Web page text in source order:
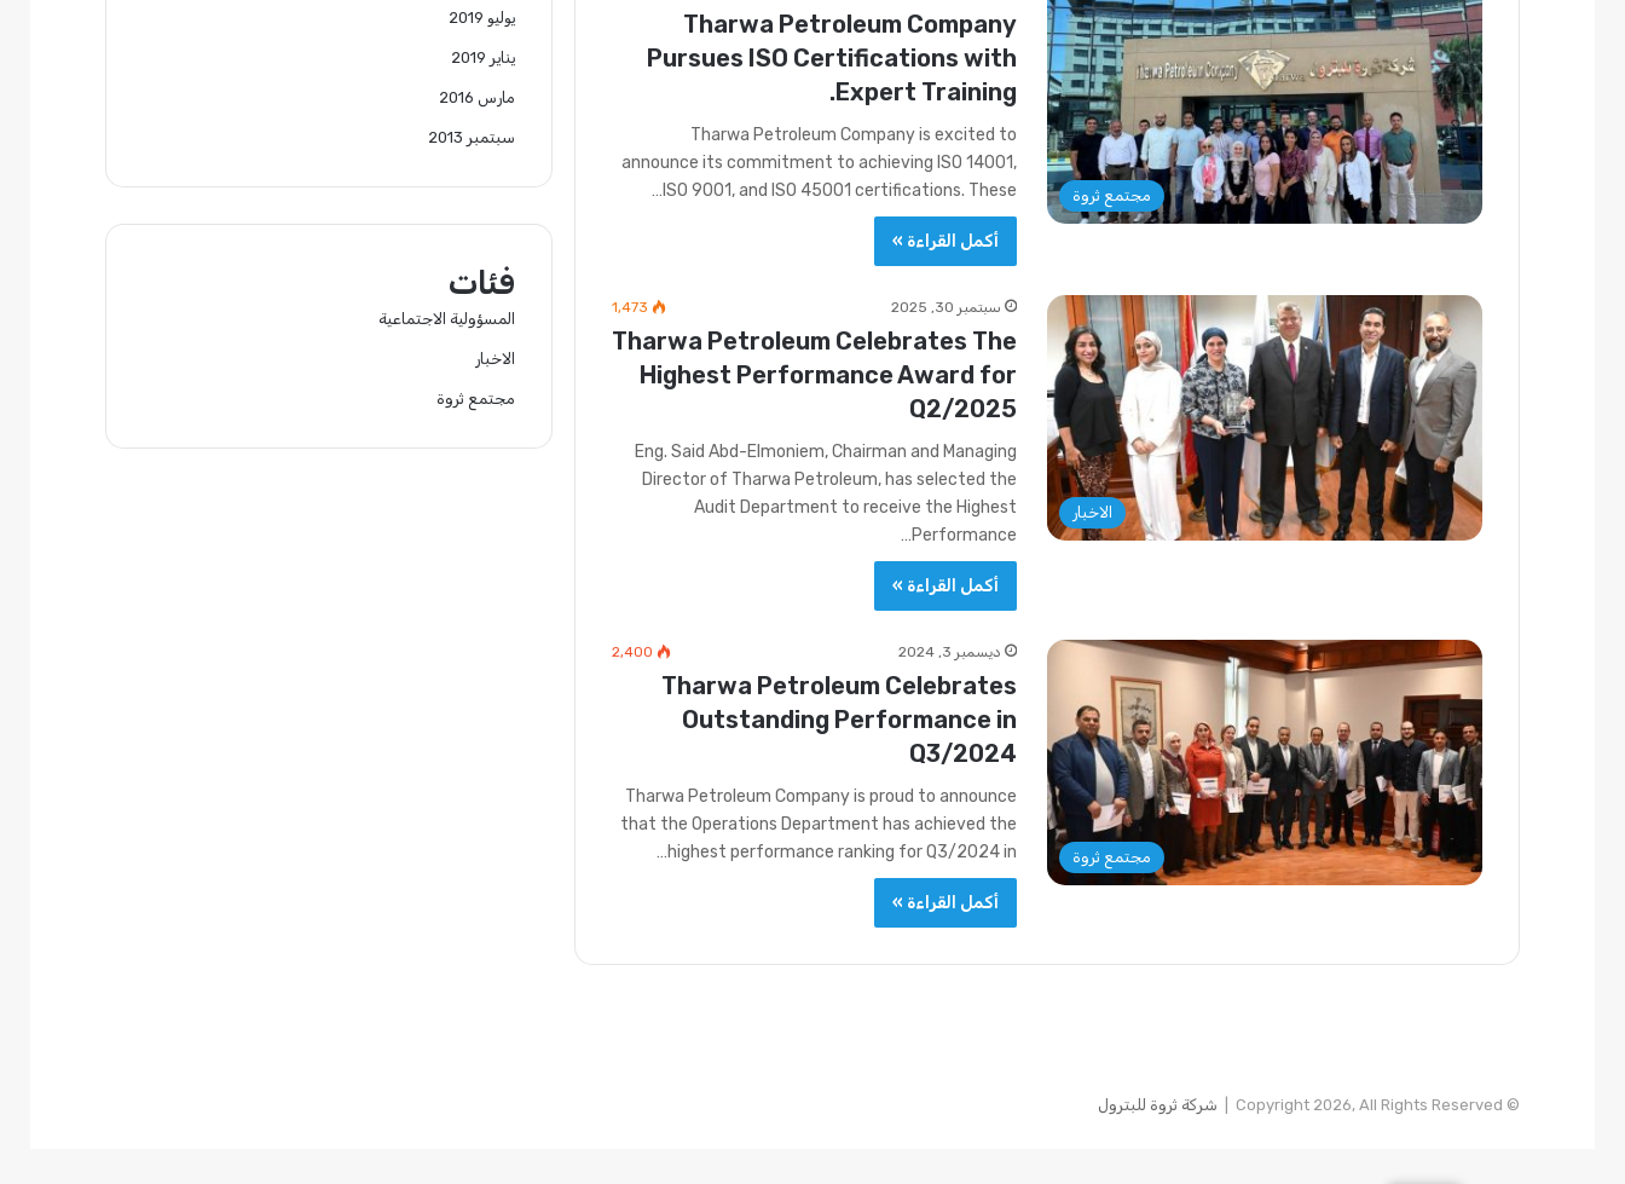
مجتمع ثروة
Tharwa Petroleum Company
Pursues ISO Certifications with
Expert Training.
Tharwa Petroleum Company is excited to
announce its commitment to achieving ISO 14001,
ISO 9001, and ISO 45001 certifications. These…
أكمل القراءة »
الاخبار
سبتمبر 30, 2025 1٬473
Tharwa Petroleum Celebrates The
Highest Performance Award for
Q2/2025
Eng. Said Abd-Elmoniem, Chairman and Managing
Director of Tharwa Petroleum, has selected the
Audit Department to receive the Highest
Performance…
أكمل القراءة »
مجتمع ثروة
ديسمبر 3, 2024 2٬400
Tharwa Petroleum Celebrates
Outstanding Performance in
Q3/2024
Tharwa Petroleum Company is proud to announce
that the Operations Department has achieved the
highest performance ranking for Q3/2024 in…
أكمل القراءة »
يوليو 2019
يناير 2019
مارس 2016
سبتمبر 2013
فئات
المسؤولية الاجتماعية
الاخبار
مجتمع ثروة
© Copyright 2026, All Rights Reserved | شركة ثروة للبترول